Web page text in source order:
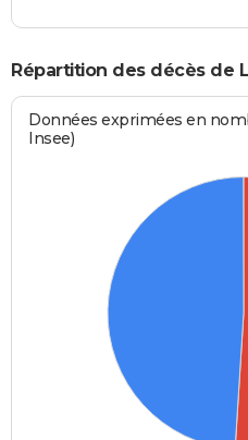
Répartition des décès de
Données exprimées en
Insee)